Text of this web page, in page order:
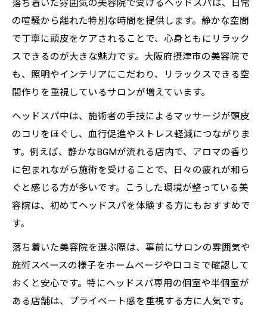
落ち着いた雰囲気の美容院で受けるヘッドスパは、日常
の喧騒から離れた特別な時間を提供します。静かな空間
で丁寧に頭皮をケアされることで、心身ともにリラック
スできるのが大きな魅力です。大阪府摂津市の美容院で
も、照明やインテリアにこだわり、リラックスできる空
間作りを重視しているサロンが増えています。
ヘッドスパ中は、施術者の手技によるマッサージが頭皮
のコリをほぐし、血行促進やストレス軽減につながりま
す。例えば、静かなBGMが流れる店内で、アロマの香り
に包まれながら施術を受けることで、日々の疲れが和ら
ぐと感じる方が多いです。こうした環境が整っている美
容院は、初めてヘッドスパを体験する方にもおすすめで
す。
落ち着いた美容院を選ぶ際は、事前にサロンの雰囲気や
施術スペースの様子をホームページや口コミで確認して
おくと安心です。特にヘッドスパ専用の個室や半個室が
ある店舗は、プライベート感を重視する方に人気です。